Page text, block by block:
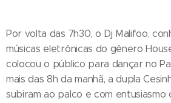
Por volta das 7h30, o Dj Malifoo,
músicas eletrônicas do gênero
colocou o público para dançar no
mais das 8h da manhã, a dupla
subiram ao palco e com entusiasmo